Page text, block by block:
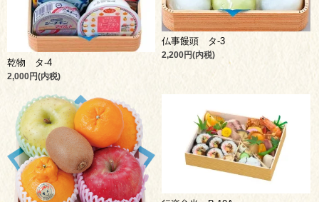
乾物 タ-4
2,000円(内税)
仏事饅頭 タ-3
2,200円(内税)